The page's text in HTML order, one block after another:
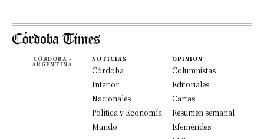
CÓRDOBA -
ARGENTINA
NOTICIAS
Córdoba
Interior
Nacionales
Política y Economía
Mundo
OPINION
Columnistas
Editoriales
Cartas
Resumen semanal
Efemérides